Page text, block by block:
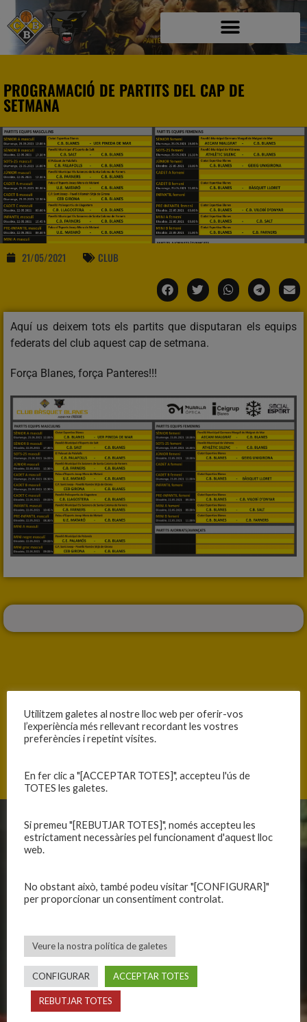
PROGRAMACIÓ DE PARTITS DEL CAP DE
SETMANA
21/05/2021 CLUB
Aquí us deixem tots els partits que disputaran els equips
federats del club aquest cap de setmana.
Força Blanes, força Panteres!!!
ANTERIOR
A LA SELECCIÓ PRE-INFANTIL DE GIRONA TORNA EL CAMPUS D’ESTIU
CLUB
Publicacions
Política de galetes
Privadesa a les xarxes
EQUIPS
Equips masculins
Escola
Patrocinadors
CALENDARIS
Utilitzem galetes al nostre lloc web per oferir-vos
l’experiència més rellevant recordant les vostres
preferències i repetint visites.
En fer clic a "[ACCEPTAR TOTES]", accepteu l'ús de
TOTES les galetes.
Si premeu "[REBUTJAR TOTES]", només accepteu les
estrictament necessàries pel funcionament d'aquest lloc
web.
No obstant això, també podeu visitar "[CONFIGURAR]"
per proporcionar un consentiment controlat.
Veure la nostra política de galetes
CONFIGURAR ACCEPTAR TOTES
REBUTJAR TOTES